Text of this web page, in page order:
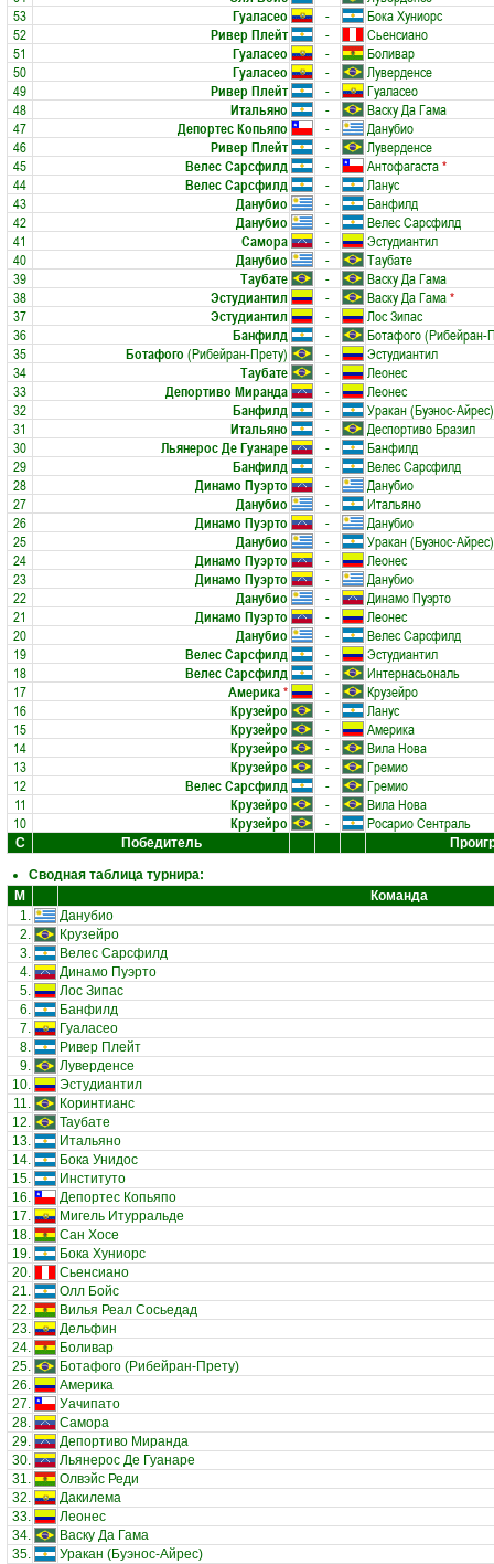
53
Гуаласео -
Бока Хуниорс
52
Ривер Плейт -
Сьенсиано
51
Гуаласео -
Боливар
50
Гуаласео -
Луверденсе
49
Ривер Плейт -
Гуаласео
48
Итальяно -
Васку Да Гама
47
Депортес Копьяпо -
Данубио
46
Ривер Плейт -
Луверденсе
45
Велес Сарсфилд - Антофагаста*
44
Велес Сарсфилд -
Ланус
43
Данубио -
Банфилд
42
Данубио -
Велес Сарсфилд
41
Самора -
Эстудиантил
40
Данубио -
Таубате
39
Таубате -
Васку Да Гама
38
Эстудиантил - Васку Да Гама*
37
Эстудиантил -
Лос Зипас
36
Банфилд -
Ботафого (Рибейран-
35
Ботафого (Рибейран-Прету) -
Эстудиантил
34
Таубате -
Леонес
33
Депортиво Миранда -
Леонес
32
Банфилд -
Уракан (Буэнос-Айрес)
31
Итальяно -
Деспортиво Бразил
30
Льянерос Де Гуанаре -
Банфилд
29
Банфилд -
Велес Сарсфилд
28
Динамо Пуэрто -
Данубио
27
Данубио -
Итальяно
26
Динамо Пуэрто -
Данубио
25
Данубио -
Уракан (Буэнос-Айрес)
24
Динамо Пуэрто -
Леонес
23
Динамо Пуэрто -
Данубио
22
Данубио -
Динамо Пуэрто
21
Динамо Пуэрто -
Леонес
20
Данубио -
Велес Сарсфилд
19
Велес Сарсфилд -
Эстудиантил
18
Велес Сарсфилд -
Интернасьональ
17
Америка* -
Крузейро
16
Крузейро -
Ланус
15
Крузейро -
Америка
14
Крузейро -
Вила Нова
13
Крузейро -
Гремио
12
Велес Сарсфилд -
Гремио
11
Крузейро -
Вила Нова
10
Крузейро - Росарио Сентраль
С Победитель
Сводная таблица турнира:
М
Команда
1.
Данубио
2.
Крузейро
3.
Велес Сарсфилд
4.
Динамо Пуэрто
5.
Лос Зипас
6.
Банфилд
7.
Гуаласео
8.
Ривер Плейт
9.
Луверденсе
10.
Эстудиантил
11.
Коринтианс
12.
Таубате
13.
Итальяно
14.
Бока Унидос
15.
Институто
16.
Депортес Копьяпо
17.
Мигель Итурральде
18.
Сан Хосе
19.
Бока Хуниорс
20.
Сьенсиано
21.
Олл Бойс
22.
Вилья Реал Сосьедад
23.
Дельфин
24.
Боливар
25.
Ботафого (Рибейран-Прету)
26.
Америка
27.
Уачипато
28.
Самора
29.
Депортиво Миранда
30.
Льянерос Де Гуанаре
31.
Олвэйс Реди
32.
Дакилема
33.
Леонес
34.
Васку Да Гама
35.
Уракан (Буэнос-Айрес)